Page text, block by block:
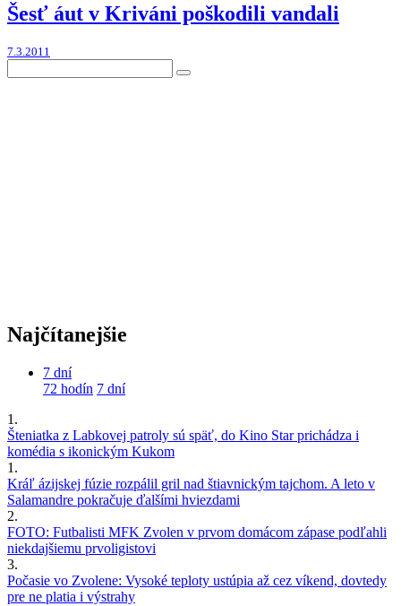
Šesť áut v Kriváni poškodili vandali
7.3.2011
Najčítanejšie
7 dní
72 hodín 7 dní
1.
Šteniatka z Labkovej patroly sú späť, do Kino Star prichádza i
komédia s ikonickým Kukom
1.
Kráľ ázijskej fúzie rozpálil gril nad štiavnickým tajchom. A leto v
Salamandre pokračuje ďalšími hviezdami
2.
FOTO: Futbalisti MFK Zvolen v prvom domácom zápase podľahli
niekdajšiemu prvoligistovi
3.
Počasie vo Zvolene: Vysoké teploty ustúpia až cez víkend, dovtedy
pre ne platia i výstrahy